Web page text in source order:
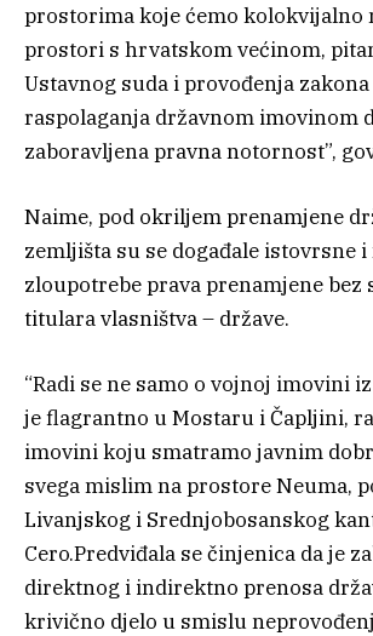
prostorima koje ćemo kolokvijalno
prostori s hrvatskom većinom,
Ustavnog suda i provođenja
raspolaganja državnom imovinom
zaboravljena pravna notornost”,
Naime, pod okriljem prenamjene
zemljišta su se događale istovrsne
zloupotrebe prava prenamjene bez
titulara vlasništva – države.
“Radi se ne samo o vojnoj imovini
je flagrantno u Mostaru i Čapljini,
imovini koju smatramo javnim
svega mislim na prostore Neuma,
Livanjskog i Srednjobosanskog
Cero.Predviđala se činjenica da je
direktnog i indirektno prenosa
krivično djelo u smislu